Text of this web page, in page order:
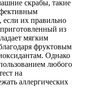
скрабы, такие
если их правильно
из
мягким
фруктовым
Однако
любого
на
аллергических